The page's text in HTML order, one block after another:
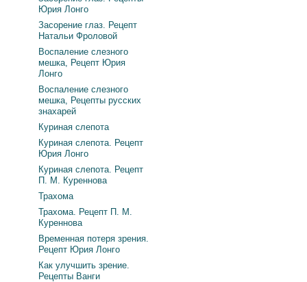
Юрия Лонго
Засорение глаз. Рецепт
Натальи Фроловой
Воспаление слезного
мешка, Рецепт Юрия
Лонго
Воспаление слезного
мешка, Рецепты русских
знахарей
Куриная слепота
Куриная слепота. Рецепт
Юрия Лонго
Куриная слепота. Рецепт
П. М. Куреннова
Трахома
Трахома. Рецепт П. М.
Куреннова
Временная потеря зрения.
Рецепт Юрия Лонго
Как улучшить зрение.
Рецепты Ванги